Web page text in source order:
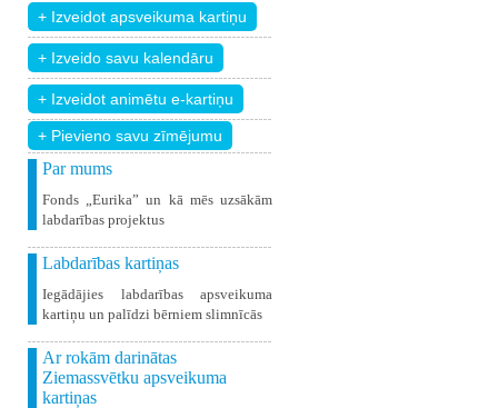
+ Pievieno savu zīmējumu
Par mums
Fonds „Eurika” un kā mēs uzsākām
labdarības projektus
Labdarības kartiņas
Iegādājies labdarības apsveikuma
kartiņu un palīdzi bērniem slimnīcās
Ar rokām darinātas
Ziemassvētku apsveikuma
kartiņas